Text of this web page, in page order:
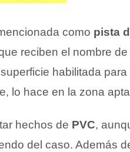
como pista
reciben el nombre
habilitada
lo hace en la zona
hechos de PVC,
del caso. Además